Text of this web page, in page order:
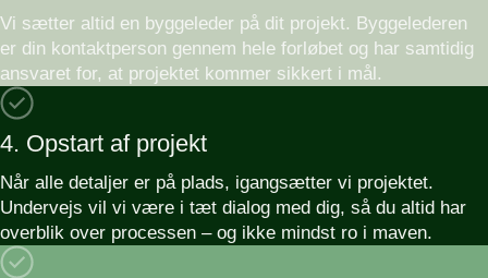
Vi sætter altid en byggeleder på dit projekt. Byggelederen
er din kontaktperson gennem hele forløbet og har samtidig
ansvaret for, at projektet kommer sikkert i mål.
4. Opstart af projekt
Når alle detaljer er på plads, igangsætter vi projektet.
Undervejs vil vi være i tæt dialog med dig, så du altid har
overblik over processen – og ikke mindst ro i maven.